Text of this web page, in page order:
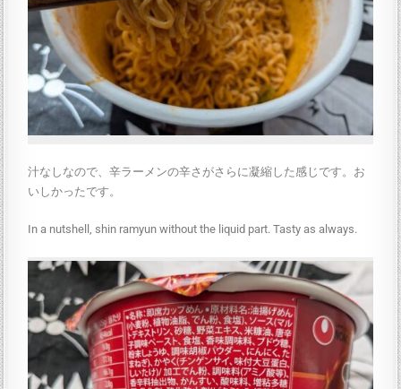
汁なしなので、辛ラーメンの辛さがさらに凝縮した感じです。お
いしかったです。
In a nutshell, shin ramyun without the liquid part. Tasty as always.